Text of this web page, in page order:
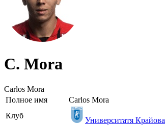
C. Mora
Carlos Mora
Полное имя
Carlos Mora
Клуб
Университатя Крайова